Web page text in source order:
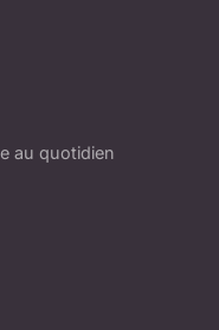
au quotidien